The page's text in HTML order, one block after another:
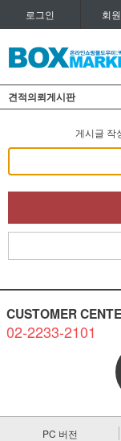
로그인 회
견적의뢰게시판
게시글 작
CUSTOMER
02-2233-2101
PC 버전